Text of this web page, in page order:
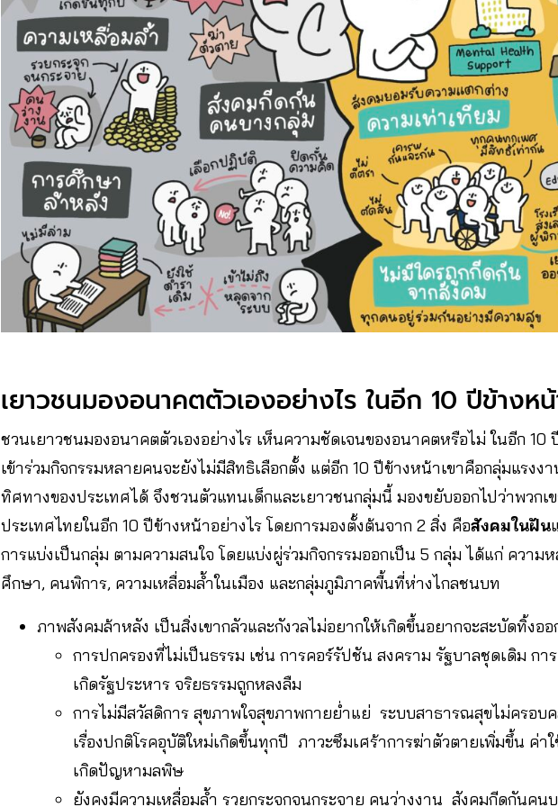
เยาวชนมองอนาคตตัวเองอย่างไร ในอีก 10 ปีข้างห
ชวนเยาวชนมองอนาคตตัวเองอย่างไร เห็นความชัดเจนของอนาคตหรือไม่ ในอีก
เข้าร่วมกิจกรรมหลายคนจะยังไม่มีสิทธิเลือกตั้ง แต่อีก 10 ปีข้างหน้าเขาคือกลุ่มแรง
ทิศทางของประเทศได้ จึงชวนตัวแทนเด็กและเยาวชนกลุ่มนี้ มองขยับออกไปว่าพวก
ประเทศไทยในอีก 10 ปีข้างหน้าอย่างไร โดยการมองตั้งต้นจาก 2 สิ่ง คือสังคมในฝัน
การแบ่งเป็นกลุ่ม ตามความสนใจ โดยแบ่งผู่ร่วมกิจกรรมออกเป็น 5 กลุ่ม ได้แก่ ความ
ศึกษา, คนพิการ, ความเหลื่อมล้ำในเมือง และกลุ่มภูมิภาคพื้นที่ห่างไกลชนบท
ภาพสังคมล้าหลัง เป็นสิ่งเขากลัวและกังวลไม่อยากให้เกิดขึ้นอยากจะสะบัดทิ้งออ
การปกครองที่ไม่เป็นธรรม เช่น การคอร์รัปชัน สงคราม รัฐบาลชุดเดิม ก
เกิดรัฐประหาร จริยธรรมถูกหลงลืม
การไม่มีสวัสดิการ สุขภาพใจสุขภาพกายย่ำแย่ ระบบสาธารณสุขไม่ครอบ
เรื่องปกติโรคอุบัติใหม่เกิดขึ้นทุกปี ภาวะซึมเศร้าการฆ่าตัวตายเพิ่มขึ้น ค่า
เกิดปัญหามลพิษ
ยังคงมีความเหลื่อมล้ำ รวยกระจุกจนกระจาย คนว่างงาน สังคมกีดกันคน